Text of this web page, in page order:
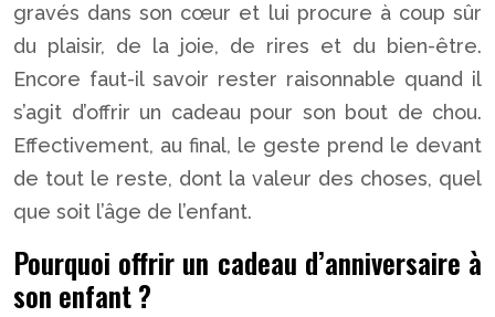
gravés dans son cœur et lui procure à coup sûr
du plaisir, de la joie, de rires et du bien-être.
Encore faut-il savoir rester raisonnable quand il
s’agit d’offrir un cadeau pour son bout de chou.
Effectivement, au final, le geste prend le devant
de tout le reste, dont la valeur des choses, quel
que soit l’âge de l’enfant.
Pourquoi offrir un cadeau d’anniversaire à
son enfant ?